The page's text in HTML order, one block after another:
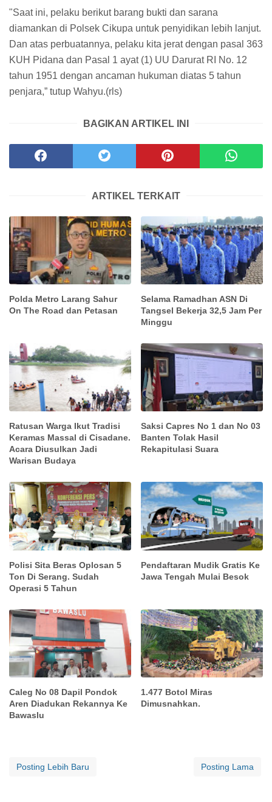
"Saat ini, pelaku berikut barang bukti dan sarana
diamankan di Polsek Cikupa untuk penyidikan lebih lanjut.
Dan atas perbuatannya, pelaku kita jerat dengan pasal 363
KUH Pidana dan Pasal 1 ayat (1) UU Darurat RI No. 12
tahun 1951 dengan ancaman hukuman diatas 5 tahun
penjara,” tutup Wahyu.(rls)
BAGIKAN ARTIKEL INI
ARTIKEL TERKAIT
Polda Metro Larang Sahur
On The Road dan Petasan
Selama Ramadhan ASN Di
Tangsel Bekerja 32,5 Jam Per
Minggu
Ratusan Warga Ikut Tradisi
Keramas Massal di Cisadane.
Acara Diusulkan Jadi
Warisan Budaya
Saksi Capres No 1 dan No 03
Banten Tolak Hasil
Rekapitulasi Suara
Polisi Sita Beras Oplosan 5
Ton Di Serang. Sudah
Operasi 5 Tahun
Pendaftaran Mudik Gratis Ke
Jawa Tengah Mulai Besok
Caleg No 08 Dapil Pondok
Aren Diadukan Rekannya Ke
Bawaslu
1.477 Botol Miras
Dimusnahkan.
Posting Lebih Baru Posting Lama